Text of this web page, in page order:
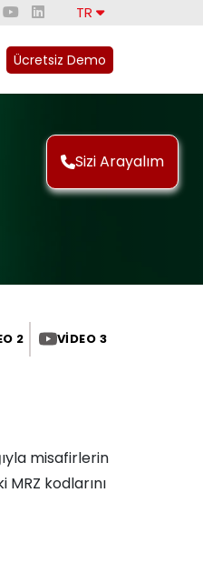
TR
Ücretsiz Demo
Sizi Arayalım
2 VIDEO 3
misafirlerin
kodlarını